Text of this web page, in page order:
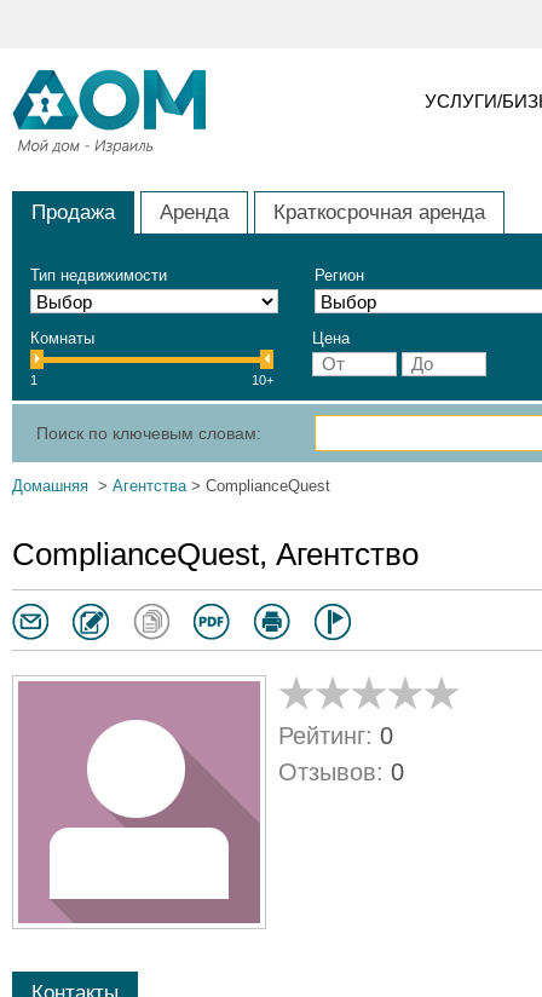
УСЛУГИ/
Продажа Аренда Краткосрочная аренда
Тип недвижимости Регион
Комнаты
1 10+
Цена
Поиск по ключевым словам:
Домашняя > Агентства> ComplianceQuest
ComplianceQuest, Агентство
Рейтинг: 0
Отзывов: 0